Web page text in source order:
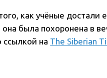
как учёные достали
была похоронена в
ссылкой на The Siberian